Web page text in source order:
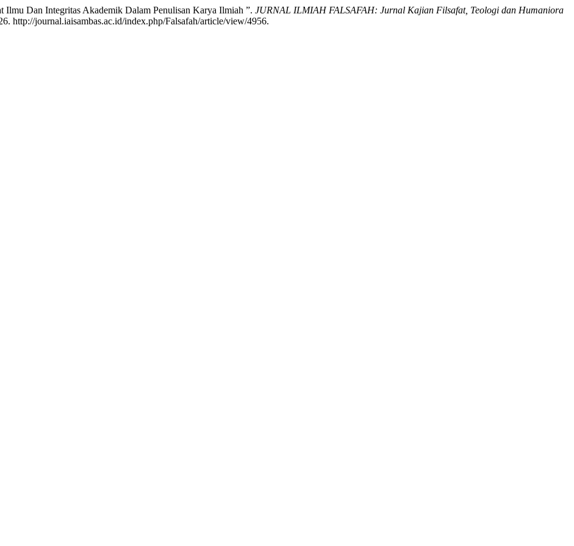
Dan Integritas Akademik Dalam Penulisan Karya Ilmiah ”. JURNAL ILMIAH FALSAFAH: Jurnal Kajian Filsafat, Teologi dan Humaniora
http://journal.iaisambas.ac.id/index.php/Falsafah/article/view/4956.